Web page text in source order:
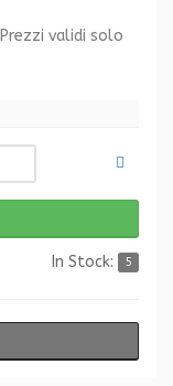
Prezzi validi solo
In Stock: 5